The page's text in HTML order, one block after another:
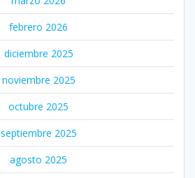
febrero 2026
diciembre 2025
noviembre 2025
octubre 2025
septiembre 2025
agosto 2025